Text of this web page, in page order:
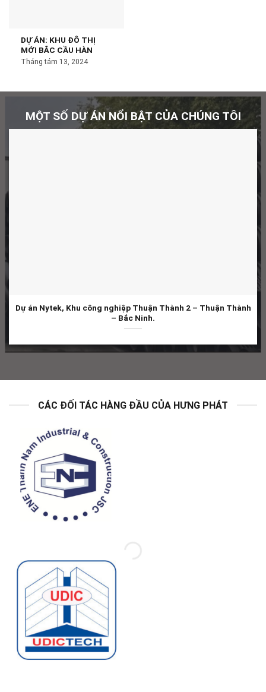
DỰ ÁN: KHU ĐÔ THỊ
MỚI BẮC CẦU HÀN
Tháng tám 13, 2024
MỘT SỐ DỰ ÁN NỔI BẬT CỦA CHÚNG TÔI
Dự án Nytek, Khu công nghiệp Thuận Thành 2 – Thuận Thành
– Bắc Ninh.
CÁC ĐỐI TÁC HÀNG ĐẦU CỦA HƯNG PHÁT